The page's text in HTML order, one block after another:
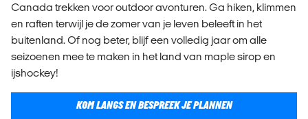
Canada trekken voor outdoor avonturen. Ga hiken, klimmen
en raften terwijl je de zomer van je leven beleeft in het
buitenland. Of nog beter, blijf een volledig jaar om alle
seizoenen mee te maken in het land van maple sirop en
ijshockey!
KOM LANGS EN BESPREEK JE PLANNEN